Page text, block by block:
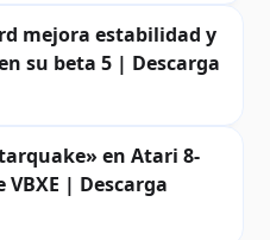
mejora estabilidad y
su beta 5 | Descarga
en Atari 8-
| Descarga